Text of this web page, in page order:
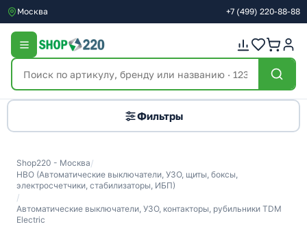
Москва +7 (499) 220-88-88
Фильтры
Shop220 - Москва/
НВО (Автоматические выключатели, УЗО, щиты, боксы,
электросчетчики, стабилизаторы, ИБП)
/
Автоматические выключатели, УЗО, контакторы, рубильники TDM
Electric